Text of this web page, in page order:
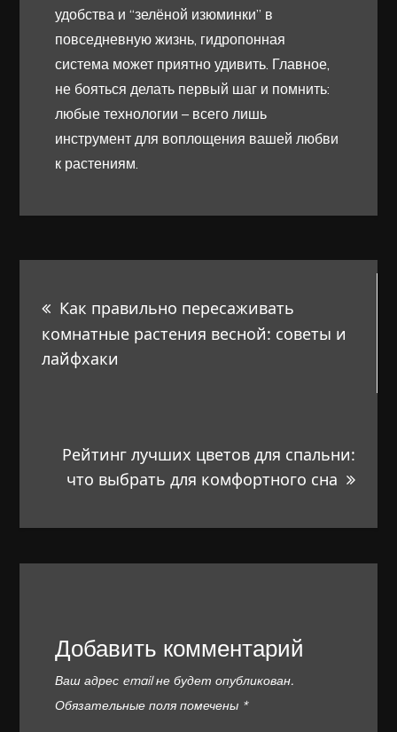
удобства и “зелёной изюминки” в
повседневную жизнь, гидропонная
система может приятно удивить. Главное,
не бояться делать первый шаг и помнить:
любые технологии – всего лишь
инструмент для воплощения вашей любви
к растениям.
по
записям
Как правильно пересаживать
комнатные растения весной: советы и
лайфхаки
Рейтинг лучших цветов для спальни:
что выбрать для комфортного сна
Добавить комментарий
Ваш адрес email не будет опубликован.
Обязательные поля помечены *